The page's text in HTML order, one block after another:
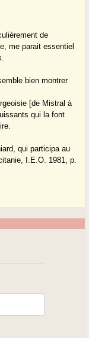
de
me parait essentiel
bien montrer
[de Mistral à
qui la font
qui participa au
I.E.O. 1981, p.